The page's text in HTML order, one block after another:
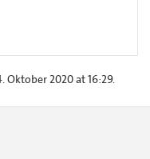
Oktober 2020 at 16:29.